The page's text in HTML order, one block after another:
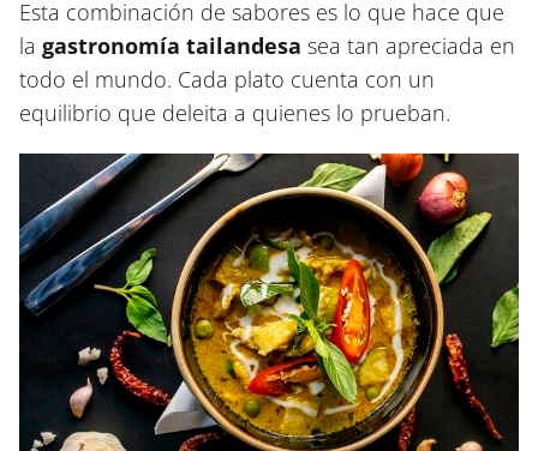
Esta combinación de sabores es lo que hace que
la gastronomía tailandesa sea tan apreciada en
todo el mundo. Cada plato cuenta con un
equilibrio que deleita a quienes lo prueban.